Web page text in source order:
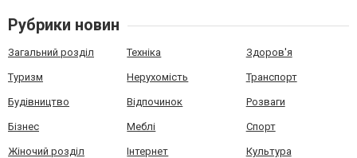
Рубрики новин
Загальний розділ Техніка Здоров'я
Туризм Нерухомість Транспорт
Будівництво Відпочинок Розваги
Бізнес Меблі Спорт
Жіночий розділ Інтернет Культура